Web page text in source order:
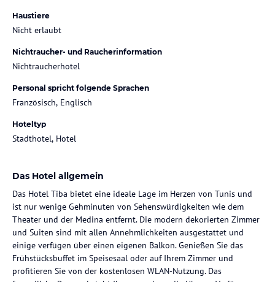
Haustiere
Nicht erlaubt
Nichtraucher- und Raucherinformation
Nichtraucherhotel
Personal spricht folgende Sprachen
Französisch, Englisch
Hoteltyp
Stadthotel, Hotel
Das Hotel allgemein
Das Hotel Tiba bietet eine ideale Lage im Herzen von Tunis und
ist nur wenige Gehminuten von Sehenswürdigkeiten wie dem
Theater und der Medina entfernt. Die modern dekorierten Zimmer
und Suiten sind mit allen Annehmlichkeiten ausgestattet und
einige verfügen über einen eigenen Balkon. Genießen Sie das
Frühstücksbuffet im Speisesaal oder auf Ihrem Zimmer und
profitieren Sie von der kostenlosen WLAN-Nutzung. Das